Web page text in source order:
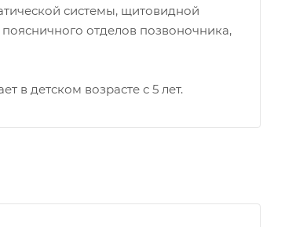
системы, щитовидной
отделов позвоночника,
в детском возрасте с 5 лет.